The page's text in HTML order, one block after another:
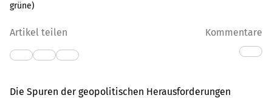
grüne)
Artikel teilen Kommentare
Die Spuren der geopolitischen Herausforderungen